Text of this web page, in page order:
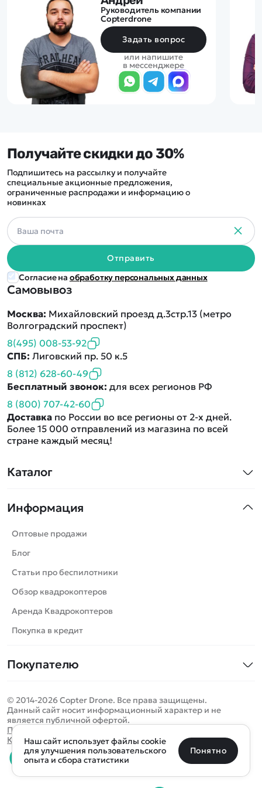
Руководитель компании
Copterdrone
Задать вопрос
или напишите
в мессенджере
Каталог
Машинки
Танки
Вертолеты
Катера
Роботы
Самолеты
Сборные модели
Спецтехника
Игрушки
Запчасти для моделей
Бренды
Информация
Оптовые продажи
Блог
Статьи про беспилотники
Обзор квадрокоптеров
Аренда Квадрокоптеров
Покупка в кредит
Покупателю
Оплата и доставка
Помощь
Отследить заказ
Оплата на сайте
Самовывоз
Москва: Михайловский проезд д.3стр.13 (метро
Волгоградский проспект)
8(495) 008-53-92
СПБ: Лиговский пр. 50 к.5
8 (812) 628-60-49
Бесплатный звонок: для всех регионов РФ
8 (800) 707-42-60
Доставка по России во все регионы от 2-х дней.
Более 15 000 отправлений из магазина по всей
стране каждый месяц!
Получайте скидки до 30%
Подпишитесь на рассылку и получайте
специальные акционные предложения,
ограниченные распродажи и информацию о
новинках
Отправить
Согласие на обработку персональных данных
© 2014-2026 Copter Drone. Все права защищены.
Данный сайт носит информационный характер и не
является публичной офертой.
Политика конфиденциальности
Карта сайта
0 товаров Очистить
Определить местоположение
Санкт-Петербург Москва Майкоп Уфа
Наш сайт использует файлы cookie
для улучшения пользовательского
опыта и сбора статистики
Понятно